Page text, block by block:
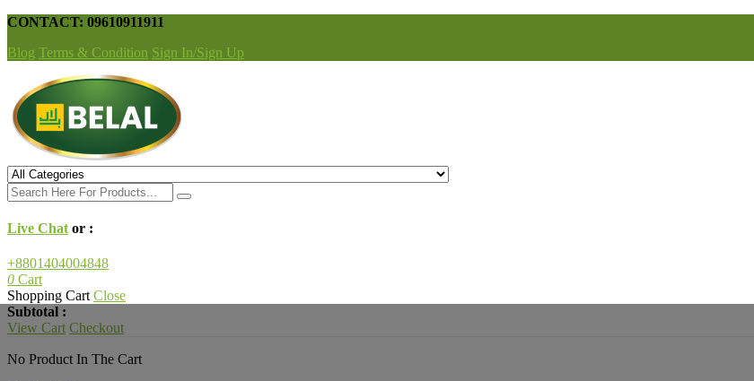
CONTACT: 09610911911
Blog Terms & Condition Sign In/Sign Up
Live Chat or :
+8801404004848
0 Cart
Shopping Cart Close
Subtotal :
View Cart Checkout
No Product In The Cart